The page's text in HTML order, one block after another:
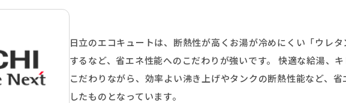
日立のエコキュートは、断熱性が高くお湯が冷めにくい「ウレタ
するなど、省エネ性能へのこだわりが強いです。 快適な給湯、
こだわりながら、効率よい沸き上げやタンクの断熱性能など、省
したものとなっています。